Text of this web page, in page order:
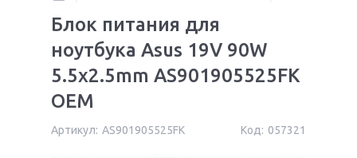
Блок питания для
ноутбука Asus 19V 90W
5.5x2.5mm AS901905525FK
OEM
Артикул: AS901905525FK Код: 057321